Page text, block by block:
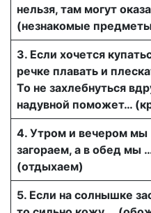
нельзя, там могут
(незнакомые
3. Если хочется
речке плавать и
То не захлебнуться
надувной поможет…
4. Утром и вечером мы
загораем, а в обед мы
(отдыхаем)
5. Если на солнышке